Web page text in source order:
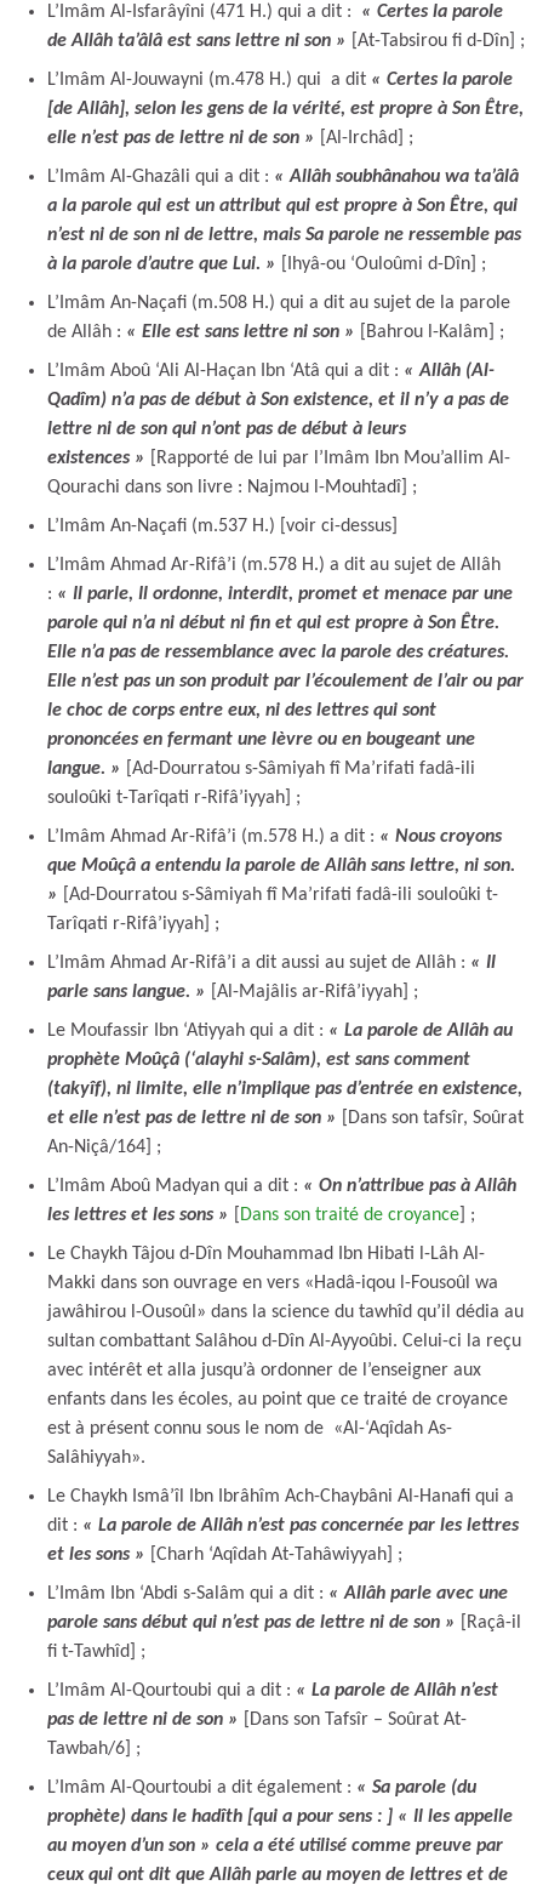
L’Imâm Al-Isfarâyîni (471 H.) qui a dit : « Certes la parole
de Allâh ta’âlâ est sans lettre ni son »
[At-Tabsirou fi d-Dîn] ;
L’Imâm Al-Jouwayni (m.478 H.) qui a dit « Certes la parole
[de Allâh], selon les gens de la vérité, est propre à Son Être,
elle n’est pas de lettre ni de son »
[Al-Irchâd] ;
L’Imâm Al-Ghazâli qui a dit : « Allâh soubhânahou wa ta’âlâ
a la parole qui est un attribut qui est propre à Son Être, qui
n’est ni de son ni de lettre, mais Sa parole ne ressemble pas
à la parole d’autre que Lui. »
[Ihyâ-ou ‘Ouloûmi d-Dîn] ;
L’Imâm An-Naçafi (m.508 H.) qui a dit au sujet de la parole
de Allâh : « Elle est sans lettre ni son »
[Bahrou l-Kalâm] ;
L’Imâm Aboû ‘Ali Al-Haçan Ibn ‘Atâ qui a dit : « Allâh (Al-
Qadîm) n’a pas de début à Son existence, et il n’y a pas de
lettre ni de son qui n’ont pas de début à leurs
existences »
[Rapporté de lui par l’Imâm Ibn Mou’allim Al-
Qourachi dans son livre : Najmou l-Mouhtadî] ;
L’Imâm An-Naçafi (m.537 H.) [voir ci-dessus]
L’Imâm Ahmad Ar-Rifâ’i (m.578 H.) a dit au sujet de Allâh
: « Il parle, Il ordonne, interdit, promet et menace par une
parole qui n’a ni début ni fin et qui est propre à Son Être.
Elle n’a pas de ressemblance avec la parole des créatures.
Elle n’est pas un son produit par l’écoulement de l’air ou par
le choc de corps entre eux, ni des lettres qui sont
prononcées en fermant une lèvre ou en bougeant une
langue. »
[Ad-Dourratou s-Sâmiyah fî Ma’rifati fadâ-ili
souloûki t-Tarîqati r-Rifâ’iyyah] ;
L’Imâm Ahmad Ar-Rifâ’i (m.578 H.) a dit : « Nous croyons
que Moûçâ a entendu la parole de Allâh sans lettre, ni son.
»
[Ad-Dourratou s-Sâmiyah fî Ma’rifati fadâ-ili souloûki t-
Tarîqati r-Rifâ’iyyah] ;
L’Imâm Ahmad Ar-Rifâ’i a dit aussi au sujet de Allâh : « Il
parle sans langue. »
[Al-Majâlis ar-Rifâ’iyyah] ;
Le Moufassir Ibn ‘Atiyyah qui a dit : « La parole de Allâh au
prophète Moûçâ (‘alayhi s-Salâm), est sans comment
(takyîf), ni limite, elle n’implique pas d’entrée en existence,
et elle n’est pas de lettre ni de son »
[Dans son tafsîr, Soûrat
An-Niçâ/164] ;
L’Imâm Aboû Madyan qui a dit : « On n’attribue pas à Allâh
les lettres et les sons »
Dans son traité de croyance ] ;
Le Chaykh Tâjou d-Dîn Mouhammad Ibn Hibati l-Lâh Al-
Makki dans son ouvrage en vers «Hadâ-iqou l-Fousoûl wa
jawâhirou l-Ousoûl» dans la science du tawhîd qu’il dédia au
sultan combattant Salâhou d-Dîn Al-Ayyoûbi. Celui-ci la reçu
avec intérêt et alla jusqu’à ordonner de l’enseigner aux
enfants dans les écoles, au point que ce traité de croyance
est à présent connu sous le nom de «Al-‘Aqîdah As-
Salâhiyyah».
Le Chaykh Ismâ’îl Ibn Ibrâhîm Ach-Chaybâni Al-Hanafi qui a
dit : « La parole de Allâh n’est pas concernée par les lettres
et les sons »
[Charh ‘Aqîdah At-Tahâwiyyah] ;
L’Imâm Ibn ‘Abdi s-Salâm qui a dit : « Allâh parle avec une
parole sans début qui n’est pas de lettre ni de son »
[Raçâ-il
fi t-Tawhîd] ;
L’Imâm Al-Qourtoubi qui a dit : « La parole de Allâh n’est
pas de lettre ni de son »
[Dans son Tafsîr – Soûrat At-
Tawbah/6] ;
L’Imâm Al-Qourtoubi a dit également : « Sa parole (du
prophète) dans le hadîth [qui a pour sens : ] « Il les appelle
au moyen d’un son » cela a été utilisé comme preuve par
ceux qui ont dit que Allâh parle au moyen de lettres et de